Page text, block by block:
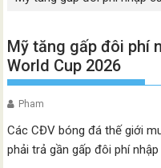
Mỹ tăng gấp đôi phí
World Cup 2026
Pham
Các CĐV bóng đá thế giới
phải trả gần gấp đôi phí